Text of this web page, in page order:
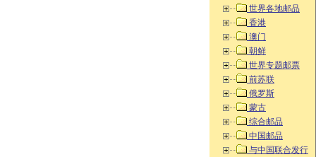
世界各地邮品
香港
澳门
朝鲜
世界专题邮票
前苏联
俄罗斯
蒙古
综合邮品
中国邮品
与中国联合发行